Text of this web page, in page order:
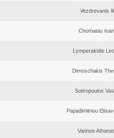
Vezdrevanis
Chomatas
Lymperakidis
Dimoschakis
Sotiropoulos
Papadimitriou
Varinos